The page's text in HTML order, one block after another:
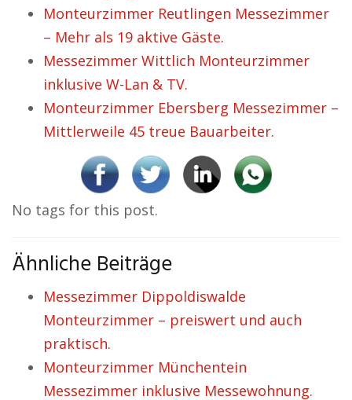
Monteurzimmer Reutlingen Messezimmer
– Mehr als 19 aktive Gäste.
Messezimmer Wittlich Monteurzimmer
inklusive W-Lan & TV.
Monteurzimmer Ebersberg Messezimmer –
Mittlerweile 45 treue Bauarbeiter.
No tags for this post.
Ähnliche Beiträge
Messezimmer Dippoldiswalde
Monteurzimmer – preiswert und auch
praktisch.
Monteurzimmer Münchentein
Messezimmer inklusive Messewohnung.